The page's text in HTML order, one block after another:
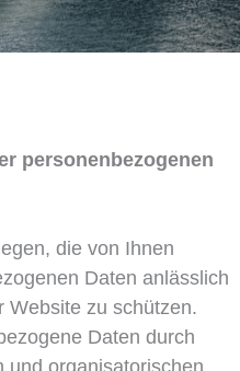
personenbezogenen
die von Ihnen
Daten anlässlich
Website zu schützen.
Daten durch